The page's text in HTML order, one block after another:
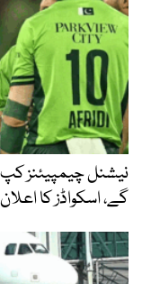
نیشنل چیمپیئنز
گے، اسکواڈز کا اعلان